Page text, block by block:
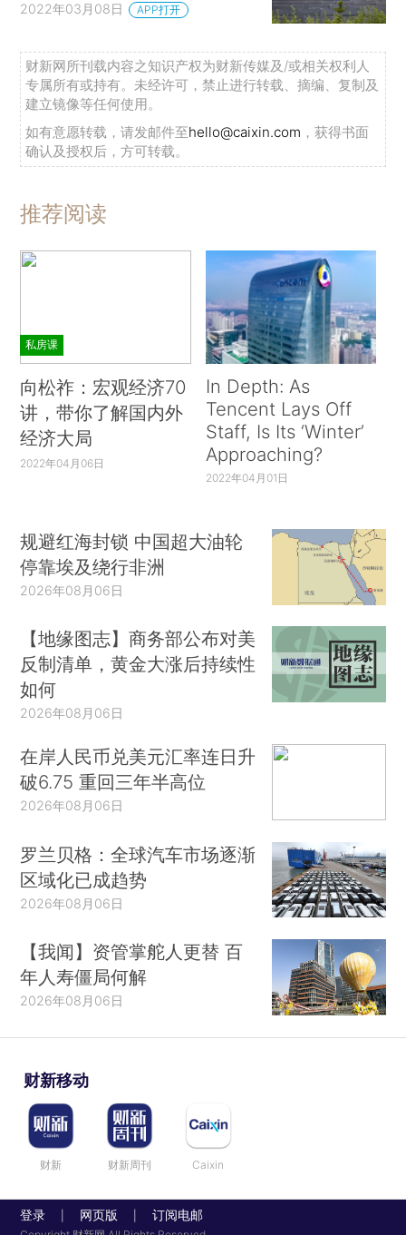
2022年03月08日 APP打开
财新网所刊载内容之知识产权为财新传媒及/或相关权利人
专属所有或持有。未经许可，禁止进行转载、摘编、复制及
建立镜像等任何使用。
如有意愿转载，请发邮件至hello@caixin.com ，获得书面
确认及授权后，方可转载。
推荐阅读
私房课
向松祚：宏观经济70
讲，带你了解国内外
经济大局
2022年04月06日
In Depth: As
Tencent Lays Off
Staff, Is Its ‘Winter’
Approaching?
2022年04月01日
规避红海封锁 中国超大油轮
停靠埃及绕行非洲
2026年08月06日
【地缘图志】商务部公布对美
反制清单，黄金大涨后持续性
如何
2026年08月06日
在岸人民币兑美元汇率连日升
破6.75 重回三年半高位
2026年08月06日
罗兰贝格：全球汽车市场逐渐
区域化已成趋势
2026年08月06日
【我闻】资管掌舵人更替 百
年人寿僵局何解
2026年08月06日
财新移动
财新 财新周刊 Caixin
登录 网页版 订阅电邮